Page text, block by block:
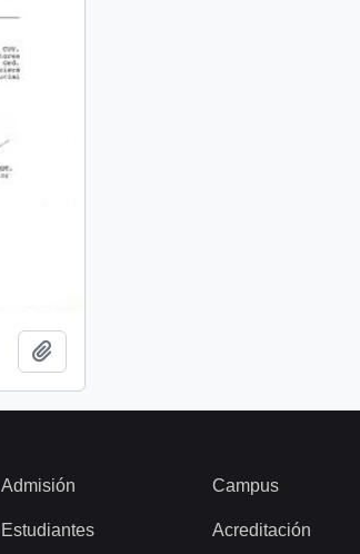
Admisión
Estudiantes
Campus
Acreditación